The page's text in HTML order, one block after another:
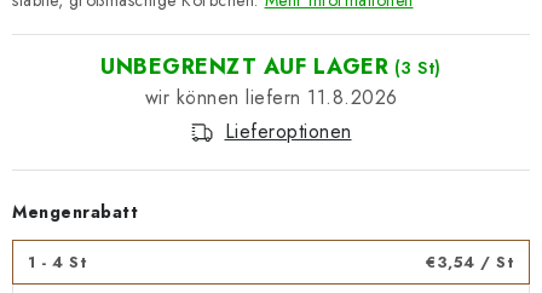
UNBEGRENZT AUF LAGER (3 St)
11.8.2026
Lieferoptionen
Mengenrabatt
1 - 4 St €3,54 / St